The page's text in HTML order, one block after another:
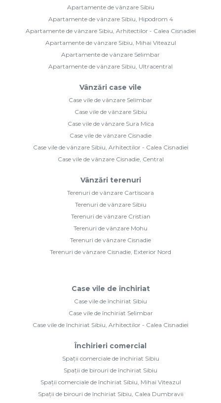
Apartamente de vânzare Sibiu
Apartamente de vânzare Sibiu, Hipodrom 4
Apartamente de vânzare Sibiu, Arhitectilor - Calea Cisnadiei
Apartamente de vânzare Sibiu, Mihai Viteazul
Apartamente de vânzare Selimbar
Apartamente de vânzare Sibiu, Ultracentral
Vânzări case vile
Case vile de vânzare Selimbar
Case vile de vânzare Sibiu
Case vile de vânzare Sura Mica
Case vile de vânzare Cisnadie
Case vile de vânzare Sibiu, Arhitectilor - Calea Cisnadiei
Case vile de vânzare Cisnadie, Central
Vânzări terenuri
Terenuri de vânzare Cartisoara
Terenuri de vânzare Sibiu
Terenuri de vânzare Cristian
Terenuri de vânzare Mohu
Terenuri de vânzare Cisnadie
Terenuri de vânzare Cisnadie, Exterior Nord
Case vile de închiriat
Case vile de închiriat Sibiu
Case vile de închiriat Selimbar
Case vile de închiriat Sibiu, Arhitectilor - Calea Cisnadiei
Închirieri comercial
Spații comerciale de închiriat Sibiu
Spații de birouri de închiriat Sibiu
Spații comerciale de închiriat Sibiu, Mihai Viteazul
Spații de birouri de închiriat Sibiu, Calea Dumbravii